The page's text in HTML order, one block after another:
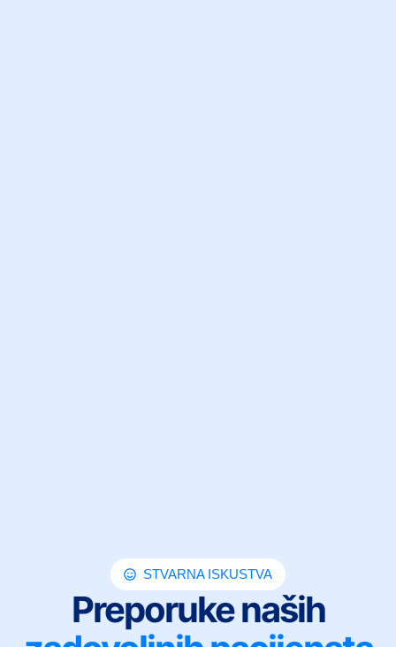
STVARNA ISKUSTVA
Preporuke naših